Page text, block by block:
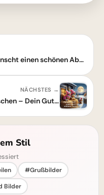
Ein süßes Mäuschen wünscht einen schönen Abend
NÄCHSTES →
Traumhaft schönen Abend wünschen – Dein Guten-Abend-Grußbild zum Teilen
Stil
#Grußbilder
Bilder